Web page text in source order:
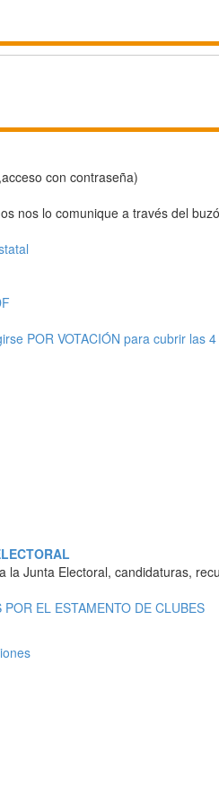
con contraseña)
nos lo comunique a través del
POR VOTACIÓN para cubrir las
la Junta Electoral, candidaturas,
EL ESTAMENTO DE CLUBES